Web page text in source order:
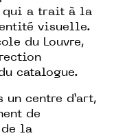
qui a trait à la
visuelle.
du Louvre,
catalogue.
centre d’art,
de
de la